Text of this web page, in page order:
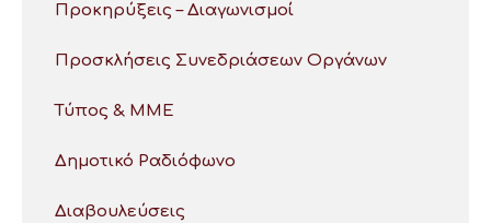
Προκηρύξεις – Διαγωνισμοί
Προσκλήσεις Συνεδριάσεων Οργάνων
Τύπος & ΜΜΕ
Δημοτικό Ραδιόφωνο
Διαβουλεύσεις